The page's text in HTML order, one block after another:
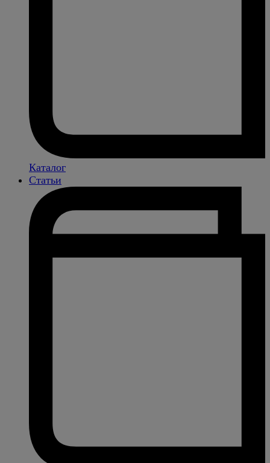
Каталог
Статьи